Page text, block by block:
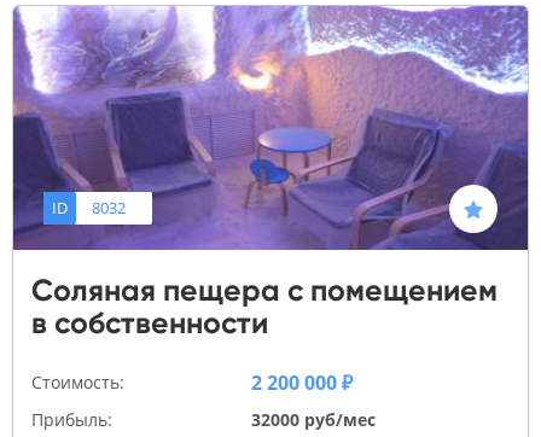
ID 8032
Соляная пещера с помещением
в собственности
Стоимость: 2 200 000 ₽
Прибыль:
32000 руб/мес